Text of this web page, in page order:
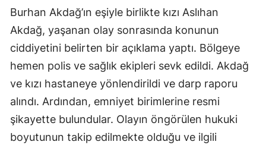
Burhan Akdağ’ın eşiyle birlikte kızı Aslıhan
Akdağ, yaşanan olay sonrasında konunun
ciddiyetini belirten bir açıklama yaptı. Bölgeye
hemen polis ve sağlık ekipleri sevk edildi. Akdağ
ve kızı hastaneye yönlendirildi ve darp raporu
alındı. Ardından, emniyet birimlerine resmi
şikayette bulundular. Olayın öngörülen hukuki
boyutunun takip edilmekte olduğu ve ilgili